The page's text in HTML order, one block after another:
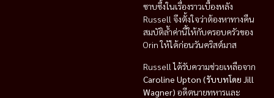
ซาบซึ้งในเรื่องราวเบื้องหลัง
Russell จึงตั้งใจว่าต้องหาทางคืน
สมบัติล้ำค่านี้ให้กับครอบครัวของ
Orin ให้ได้ก่อนวันคริสต์มาส
Russell ได้รับความช่วยเหลือจาก
Caroline Upton (รับบทโดย Jill
Wagner) อดีตนายทหารและ